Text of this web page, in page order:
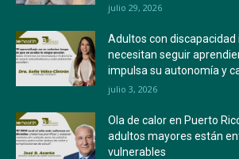
julio 29, 2026
Adultos con
necesitan seguir
impulsa su autonomía y
julio 3, 2026
Ola de calor en Puerto
adultos mayores están
vulnerables